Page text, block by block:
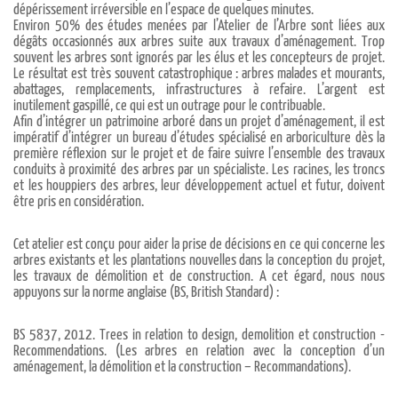
dépérissement irréversible en l’espace de quelques minutes.
Environ 50% des études menées par l’Atelier de l’Arbre sont liées aux
dégâts occasionnés aux arbres suite aux travaux d’aménagement. Trop
souvent les arbres sont ignorés par les élus et les concepteurs de projet.
Le résultat est très souvent catastrophique : arbres malades et mourants,
abattages, remplacements, infrastructures à refaire. L’argent est
inutilement gaspillé, ce qui est un outrage pour le contribuable.
Afin d’intégrer un patrimoine arboré dans un projet d’aménagement, il est
impératif d’intégrer un bureau d’études spécialisé en arboriculture dès la
première réflexion sur le projet et de faire suivre l’ensemble des travaux
conduits à proximité des arbres par un spécialiste. Les racines, les troncs
et les houppiers des arbres, leur développement actuel et futur, doivent
être pris en considération.
Cet atelier est conçu pour aider la prise de décisions en ce qui concerne les
arbres existants et les plantations nouvelles dans la conception du projet,
les travaux de démolition et de construction. A cet égard, nous nous
appuyons sur la norme anglaise (BS, British Standard) :
BS 5837, 2012. Trees in relation to design, demolition et construction -
Recommendations. (Les arbres en relation avec la conception d’un
aménagement, la démolition et la construction – Recommandations).